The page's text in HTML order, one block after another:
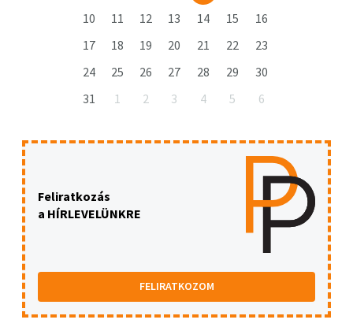
10
11 12 13 14 15
16
17
18 19 20 21 22
23
24
25 26 27 28 29
30
31
1 2 3 4 5 6
Feliratkozás
a HÍRLEVELÜNKRE
FELIRATKOZOM